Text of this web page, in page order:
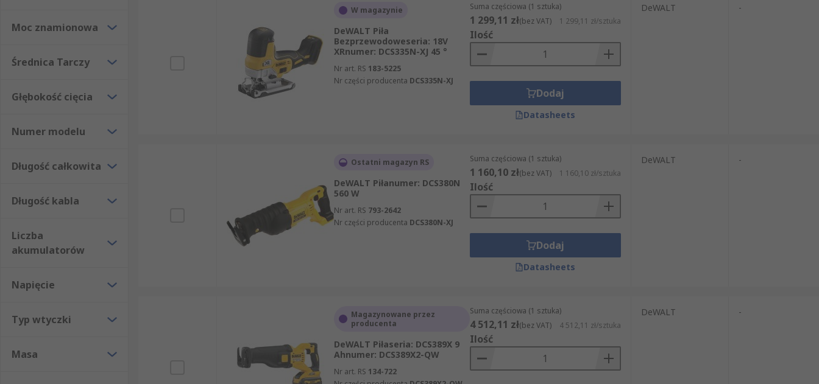
Moc znamionowa
Średnica Tarczy
Głębokość cięcia
Numer modelu
Długość całkowita
Długość kabla
Liczba
akumulatorów
Napięcie
Typ wtyczki
Masa
W magazynie
DeWALT Piła
Bezprzewodoweseria: 18V
XRnumer: DCS335N-XJ 45 °
Nr art. RS 183-5225
Nr części producenta DCS335N-XJ
Suma częściowa (1 sztuka)
1 299,11 zł(bez VAT) 1 299,11 zł/sztuka
Ilość
Dodaj
Datasheets
DeWALT -
Ostatni magazyn RS
DeWALT Piłanumer: DCS380N
560 W
Nr art. RS 793-2642
Nr części producenta DCS380N-XJ
Suma częściowa (1 sztuka)
1 160,10 zł(bez VAT) 1 160,10 zł/sztuka
Ilość
Dodaj
Datasheets
DeWALT -
Magazynowane przez
producenta
DeWALT Piłaseria: DCS389X 9
Ahnumer: DCS389X2-QW
Nr art. RS 134-722
Suma częściowa (1 sztuka)
4 512,11 zł(bez VAT) 4 512,11 zł/sztuka
Ilość
DeWALT -